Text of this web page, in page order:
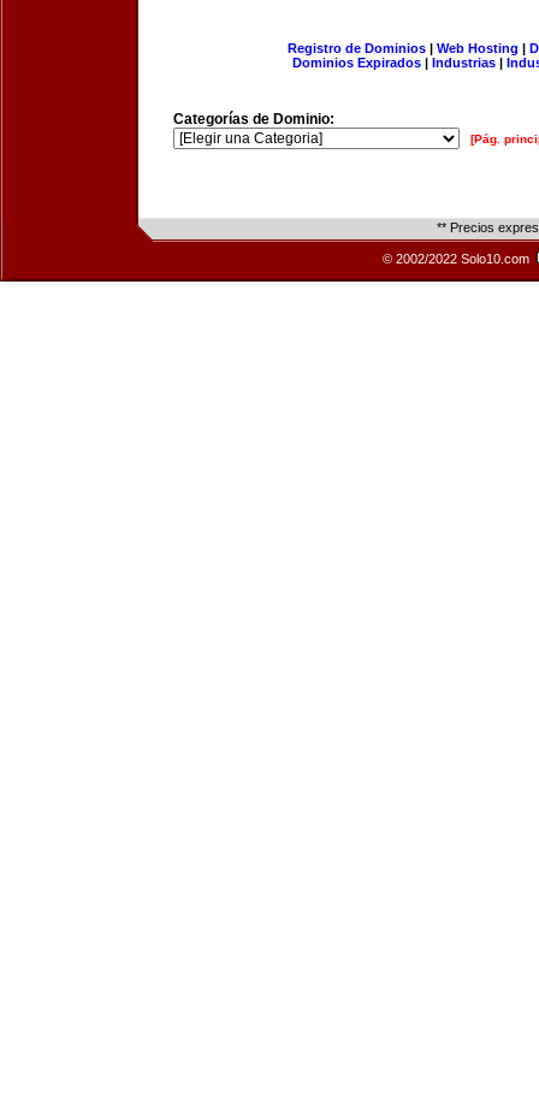
Registro de Dominios| Web Hosting |
Dominios Expirados | Industrias |
Categorías de Dominio:
[Pág.
** Precios
© 2002/2022 Solo10.com